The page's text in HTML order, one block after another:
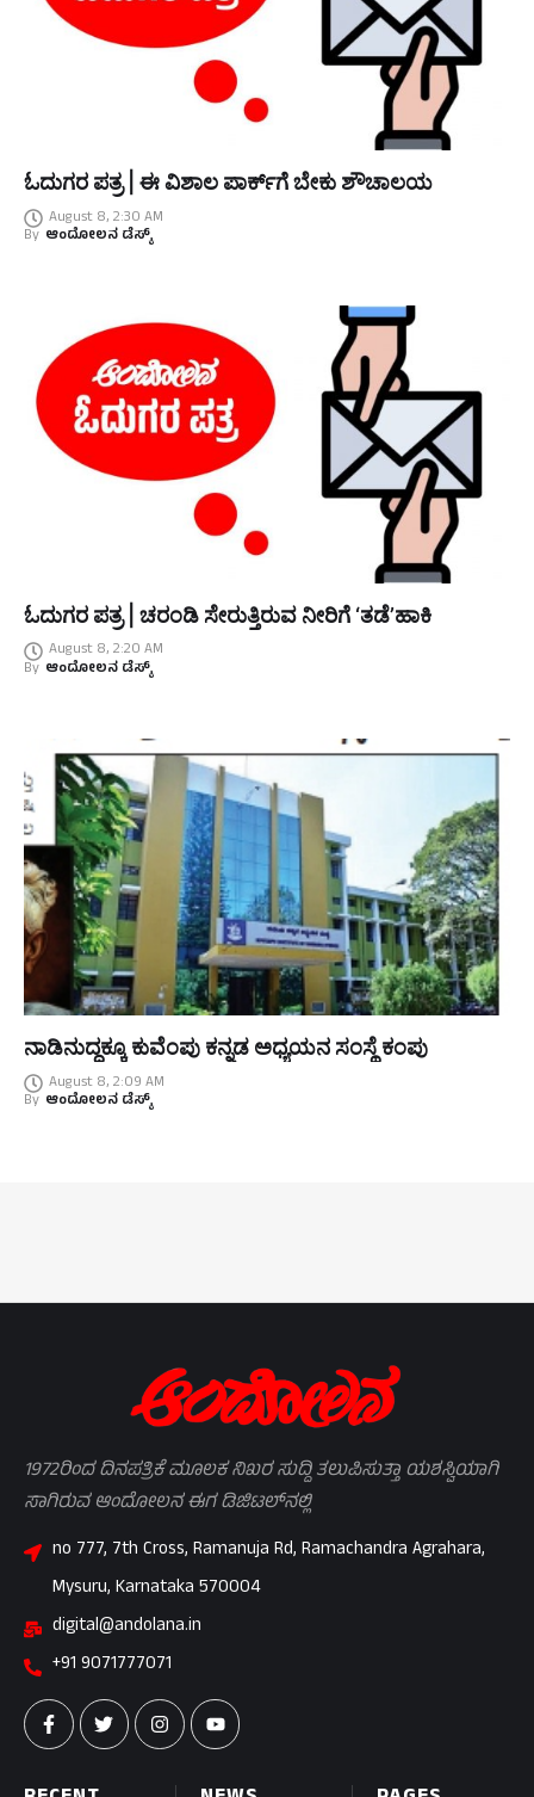
ಓದುಗರ ಪತ್ರ | ಈ ವಿಶಾಲ ಪಾರ್ಕ್‌ಗೆ ಬೇಕು ಶೌಚಾಲಯ
August 8, 2:30 AM
By ಆಂದೋಲನ ಡೆಸ್ಕ್
ಓದುಗರ ಪತ್ರ | ಚರಂಡಿ ಸೇರುತ್ತಿರುವ ನೀರಿಗೆ ‘ತಡೆ’ಹಾಕಿ
August 8, 2:20 AM
By ಆಂದೋಲನ ಡೆಸ್ಕ್
ನಾಡಿನುದ್ದಕ್ಕೂ ಕುವೆಂಪು ಕನ್ನಡ ಅಧ್ಯಯನ ಸಂಸ್ಥೆ ಕಂಪು
August 8, 2:09 AM
By ಆಂದೋಲನ ಡೆಸ್ಕ್
1972ರಿಂದ ದಿನಪತ್ರಿಕೆ ಮೂಲಕ ನಿಖರ ಸುದ್ದಿ ತಲುಪಿಸುತ್ತಾ ಯಶಸ್ವಿಯಾಗಿ
ಸಾಗಿರುವ ಆಂದೋಲನ ಈಗ ಡಿಜಿಟಲ್‌ನಲ್ಲಿ
no 777, 7th Cross, Ramanuja Rd, Ramachandra Agrahara,
Mysuru, Karnataka 570004
digital@andolana.in
+91 9071777071